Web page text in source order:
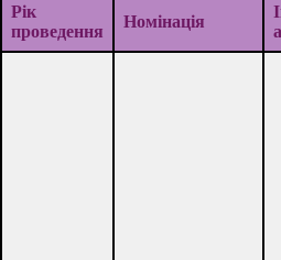
Рік
проведення
Номінація